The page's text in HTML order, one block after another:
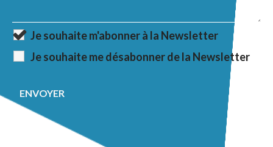
Je souhaite m'abonner à la Newsletter
Je souhaite me désabonner de la Newsletter